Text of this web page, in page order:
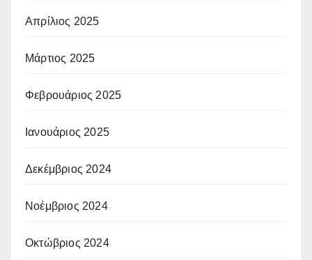
Απρίλιος 2025
Μάρτιος 2025
Φεβρουάριος 2025
Ιανουάριος 2025
Δεκέμβριος 2024
Νοέμβριος 2024
Οκτώβριος 2024